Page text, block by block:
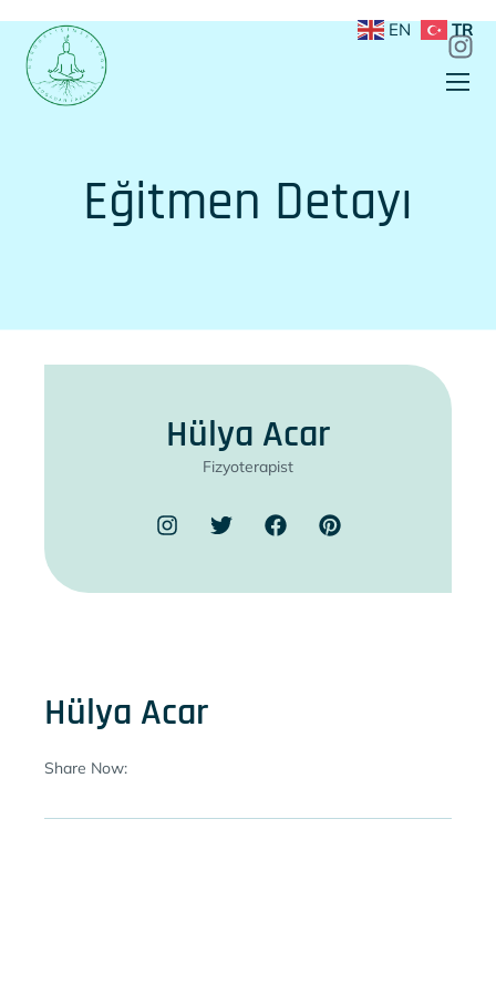
Eğitmen Detayı
Hülya Acar
Share Now:
Hülya Acar
Fizyoterapist
EN TR